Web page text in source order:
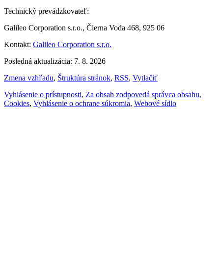
Technický prevádzkovateľ:
Galileo Corporation s.r.o., Čierna Voda 468, 925 06
Kontakt: Galileo Corporation s.r.o.
Posledná aktualizácia: 7. 8. 2026
Zmena vzhľadu, Štruktúra stránok, RSS, Vytlačiť
Vyhlásenie o prístupnosti, Za obsah zodpovedá správca obsahu,
Cookies, Vyhlásenie o ochrane súkromia, Webové sídlo